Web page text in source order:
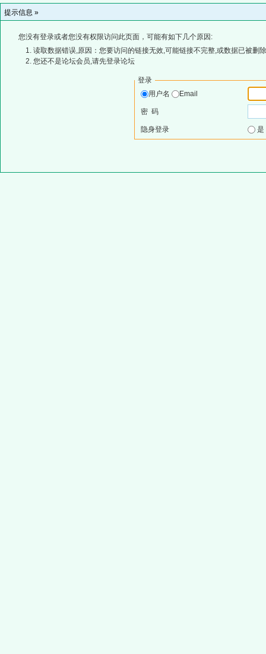
提示信息 »
您没有登录或者您没有权限访问此页面，可能有如下几个原因:
读取数据错误,原因：您要访问的链接无效,可能链接不完整,或数据已被删
您还不是论坛会员,请先登录论坛
登录
用户名
Email
密 码
隐身登录